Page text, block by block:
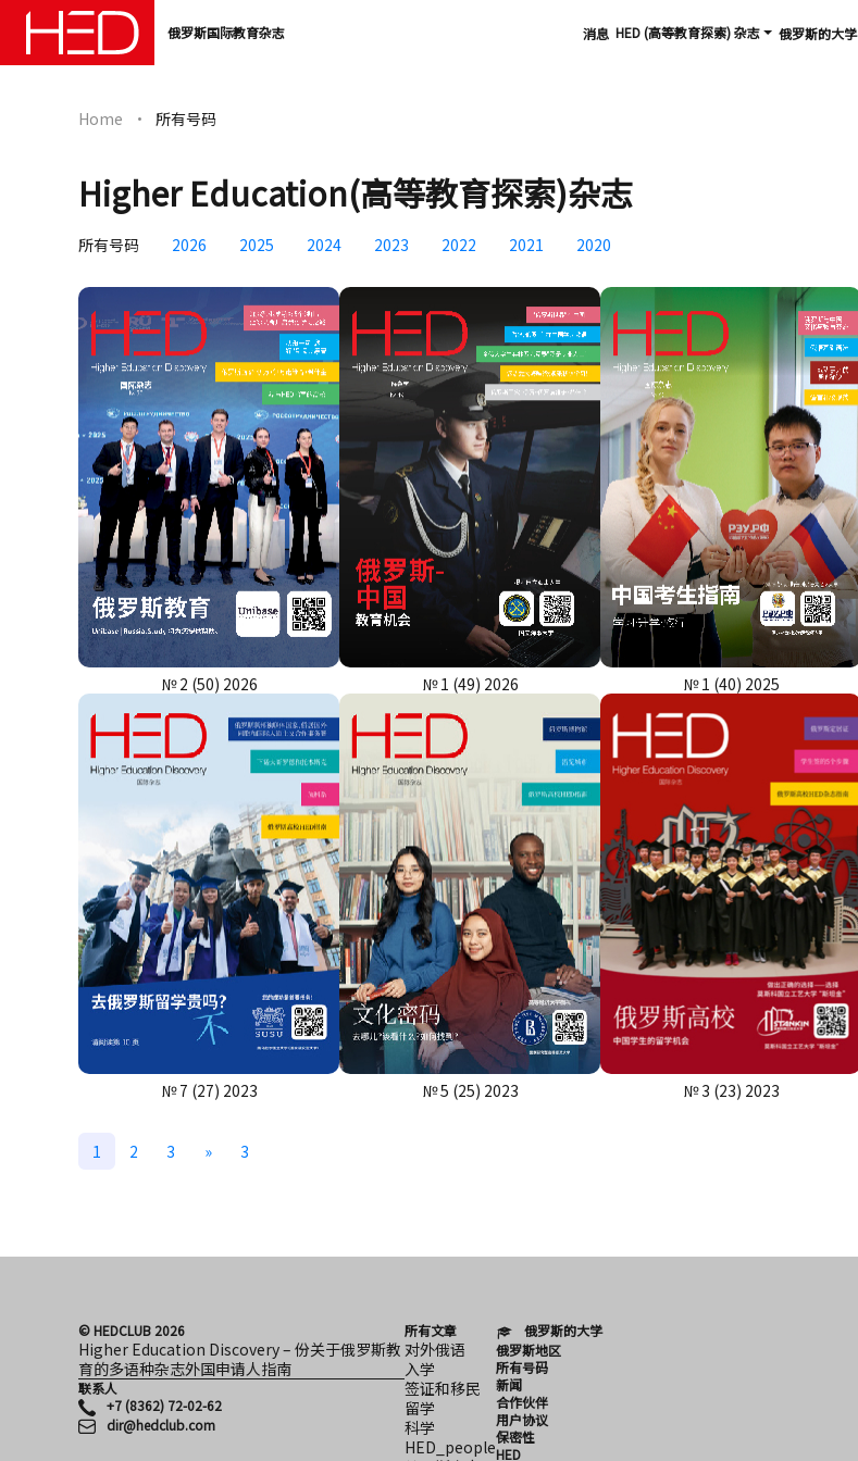
俄罗斯国际教育杂志 消息 HED (高等教育探索) 杂志 俄罗斯的大学
Home 所有号码
Higher Education(高等教育探索)杂志
所有号码 2026 2025 2024 2023 2022 2021 2020
№ 2 (50) 2026 № 1 (49) 2026 № 1 (40) 2025
№ 7 (27) 2023 № 5 (25) 2023 № 3 (23) 2023
1 2 3 » 3
© HEDCLUB 2026
Higher Education Discovery – 份关于俄罗斯教
育的多语种杂志外国申请人指南
联系人
+7 (8362) 72-02-62
dir@hedclub.com
所有文章
对外俄语
入学
签证和移民
留学
科学
HED_people
俄罗斯的大学
俄罗斯地区
所有号码
新闻
合作伙伴
用户协议
保密性
HED